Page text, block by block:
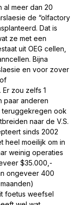
al meer dan 20
de “olfactory
Dat is
ze met een
uit OEG cellen,
Bijna
en voor zover
zou zelfs 1
paar anderen
ook
naar de V.S.
sinds 2002
heel moeilijk om in
weinig operaties
$35.000,-
ongeveer 400
foetus weefsel